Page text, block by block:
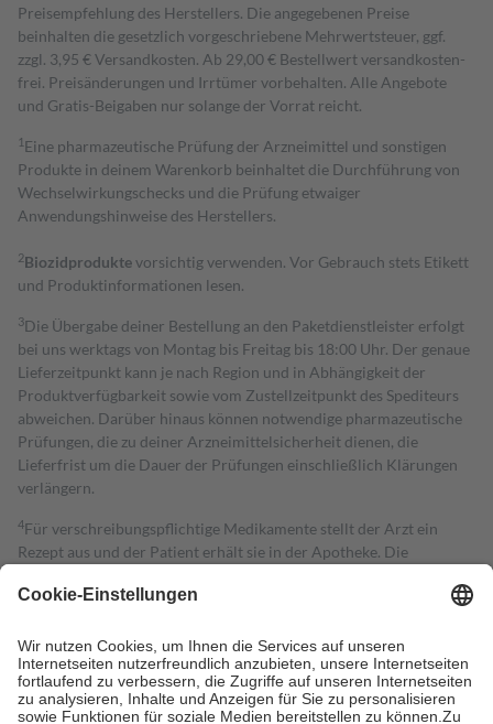
Preisempfehlung des Herstellers. Die angegebenen Preise
beinhalten die gesetzlich vorgeschriebene Mehrwertsteuer, ggf.
zzgl. 3,95 € Versandkosten. Ab 29,00 € Bestell­wert versand­kosten­
frei. Preisänderungen und Irrtümer vorbehalten. Alle Angebote
und Gratis-Beigaben nur solange der Vorrat reicht.
1 Eine pharmazeutische Prüfung der Arzneimittel und sonstigen
Produkte in deinem Warenkorb beinhaltet die Durchführung von
Wechselwirkungschecks und die Prüfung etwaiger
Anwendungshinweise des Herstellers.
2Biozidproduktevorsichtig verwenden. Vor Gebrauch stets Etikett
und Produktinformationen lesen.
3Die Übergabe deiner Bestellung an den Paketdienstleister erfolgt
bei uns werktags von Montag bis Freitag bis 18:00 Uhr. Der genaue
Lieferzeitpunkt kann je nach Region und in Abhängigkeit der
Produktverfügbarkeit sowie vom Zustellzeitpunkt des Spediteurs
abweichen. Darüber hinaus können notwendige pharmazeutische
Prüfungen, die zu deiner Arzneimittelsicherheit dienen, die
Lieferfrist um die Dauer der Prüfungen einschließlich Klärungen
verlängern.
4Für verschreibungspflichtige Medikamente stellt der Arzt ein
Rezept aus und der Patient erhält sie in der Apotheke. Die
Kosten dafür, der Versicherte trägt einen Teil davon als Zuzahlung
Grundsätzlich leisten Mitglieder Zuzahlungen in Höhe von zehn
Prozent des Abgabepreises,mindestensjedochfünf Euround
höchstens zehn Euro.Es sind jedoch nie mehr als die tatsächlichen
Kosten der Leistung zu entrichten.